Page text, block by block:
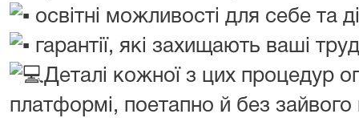
освітні можливості для себе та
гарантії, які захищають ваші
Деталі кожної з цих процедур
платформі, поетапно й без